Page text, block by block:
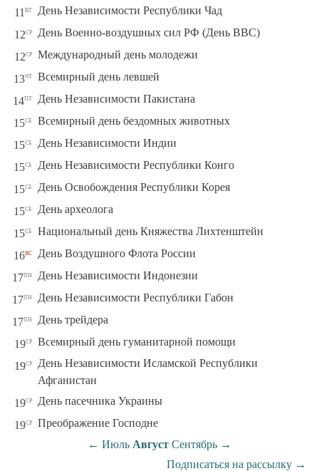
11 вт День Независимости Республики Чад
12ср День Военно-воздушных сил РФ (День ВВС)
12ср Международный день молодежи
13чт Всемирный день левшей
14пт День Независимости Пакистана
15сб Всемирный день бездомных животных
15сб День Независимости Индии
15сб День Независимости Республики Конго
15сб День Освобождения Республики Корея
15сб День археолога
15сб Национальный день Княжества Лихтенштейн
16вс День Воздушного Флота России
17пн День Независимости Индонезии
17пн День Независимости Республики Габон
17пн День трейдера
19ср Всемирный день гуманитарной помощи
19ср
День Независимости Исламской Республики
Афганистан
19ср День пасечника Украины
19ср Преображение Господне
← Июль Август Сентябрь →
Подписаться на рассылку →